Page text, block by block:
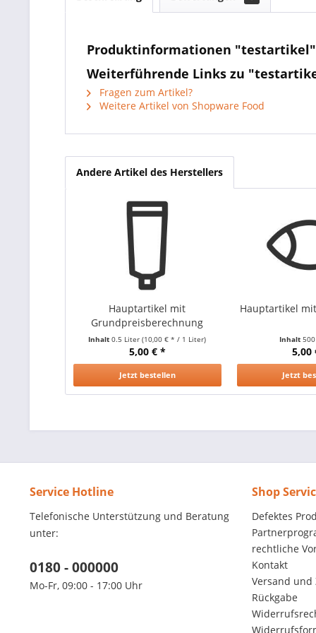
Produktinformationen "testartikel"
Weiterführende Links zu
Fragen zum Artikel?
Weitere Artikel von Shopware Food
Andere Artikel des Herstellers
Hauptartikel mit
Grundpreisberechnung
Inhalt0.5 Liter(10,00 € * / 1 Liter)
5,00 € *
Jetzt bestellen
Hauptartikel
Inhalt
5,00
Jetzt
Service Hotline
Telefonische Unterstützung und Beratung
unter:
0180 - 000000
Mo-Fr, 09:00 - 17:00 Uhr
Shop
Defektes
rechtliche
Kontakt
Versand
Rückgabe